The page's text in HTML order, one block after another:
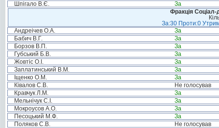
Шпігало В.Є.
За
Фракція Соціал-
За:30 Проти:0
Андреічев О.А.
За
Бабич В.Г.
За
Борзов В.П.
За
Губський Б.В.
За
Жовтіс О.І.
За
Заплатинський В.М.
За
Іщенко О.М.
За
Ківалов С.В.
Не голосував
Кравчук Л.М.
За
Мельнічук С.І.
За
Мокроусов А.О.
За
Песоцький М.Ф.
За
Поляков С.В.
Не голосував